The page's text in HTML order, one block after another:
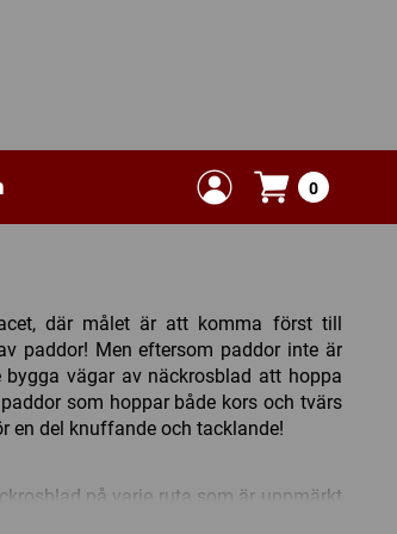
0
där målet är att komma först till
paddor! Men eftersom paddor inte är
vägar av näckrosblad att hoppa
som hoppar både kors och tvärs
en del knuffande och tacklande!
på varje ruta som är uppmärkt
i sina respektive, färgkodade